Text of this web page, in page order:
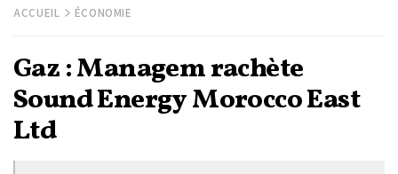
ACCUEIL ÉCONOMIE
Gaz : Managem rachète
Sound Energy Morocco East
Ltd